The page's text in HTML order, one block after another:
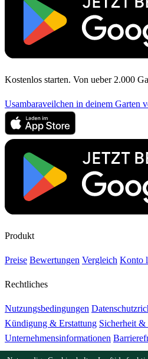
Kostenlos starten. Von ueber 2.000
Usambaraveilchen in deinem Garten
Produkt
Preise Bewertungen Vergleich Konto
Rechtliches
Nutzungsbedingungen
Kündigung & Erstattung Sicherheit
Unternehmensinformationen